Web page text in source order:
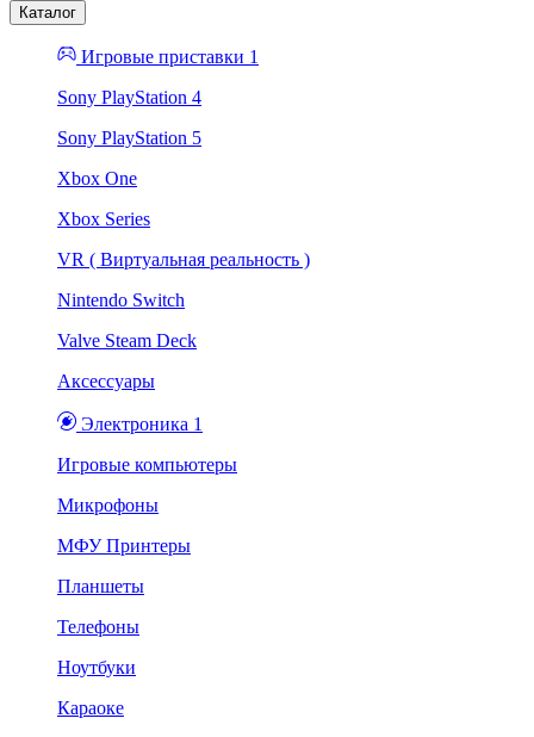
Каталог
Игровые приставки 1
Sony PlayStation 4
Sony PlayStation 5
Xbox One
Xbox Series
VR ( Виртуальная реальность )
Nintendo Switch
Valve Steam Deck
Аксессуары
Электроника 1
Игровые компьютеры
Микрофоны
МФУ Принтеры
Планшеты
Телефоны
Ноутбуки
Караоке